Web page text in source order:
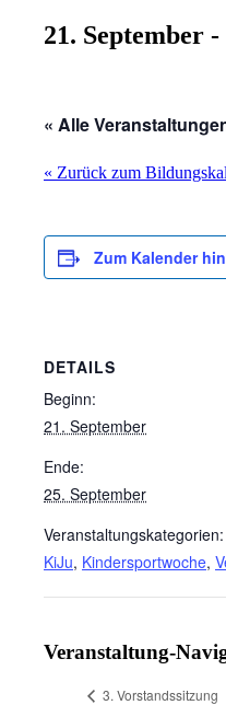
21. September -
« Alle
« Zurück zum
DETAILS
Beginn:
21. September
Ende:
25. September
Veranstaltungskategorien:
KiJu, Kindersportwoche,
Zum Kalender
Veranstaltung-
3. Vorstandssitzung